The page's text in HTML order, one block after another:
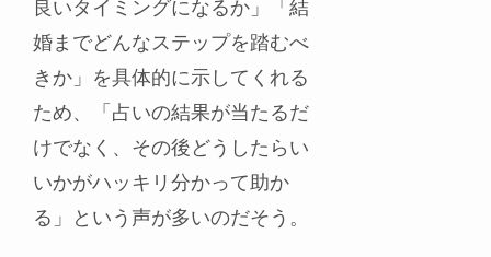
良いタイミングになるか」「結
婚までどんなステップを踏むべ
きか」を具体的に示してくれる
ため、「占いの結果が当たるだ
けでなく、その後どうしたらい
いかがハッキリ分かって助か
る」という声が多いのだそう。